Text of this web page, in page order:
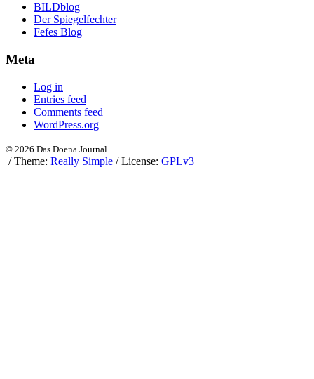
BILDblog
Der Spiegelfechter
Fefes Blog
Meta
Log in
Entries feed
Comments feed
WordPress.org
© 2026 Das Doena Journal
/ Theme: Really Simple / License: GPLv3